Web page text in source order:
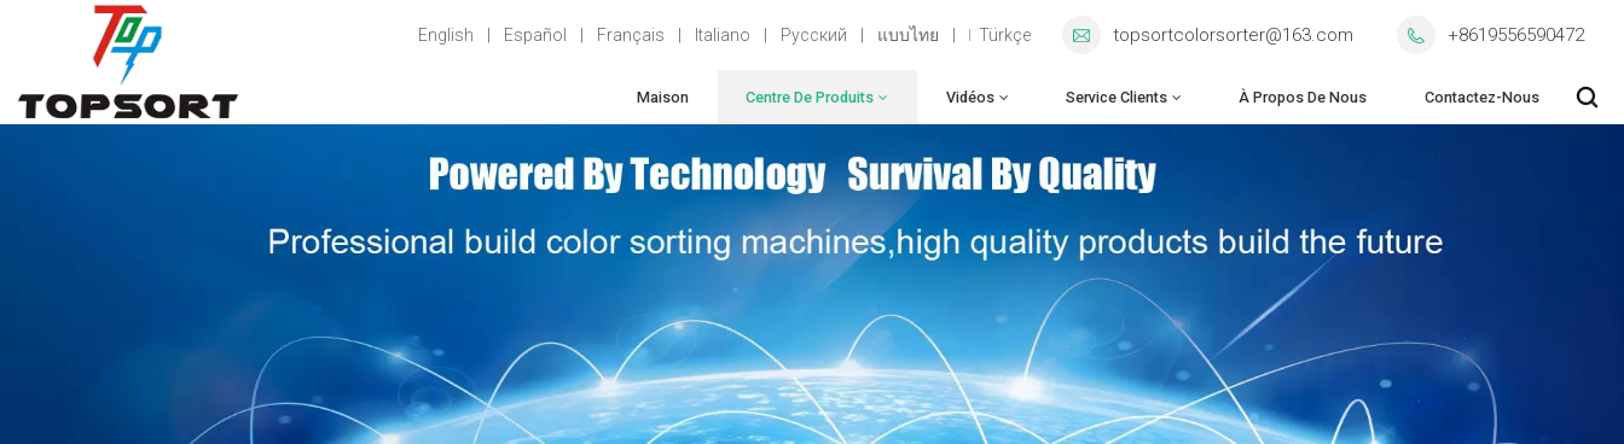
English Español Français Italiano Русский แบบไทย Türkçe topsortcolorsorter@163.com +8619556590472
Maison Centre De Produits Vidéos Service Clients À Propos De Nous Contactez-Nous